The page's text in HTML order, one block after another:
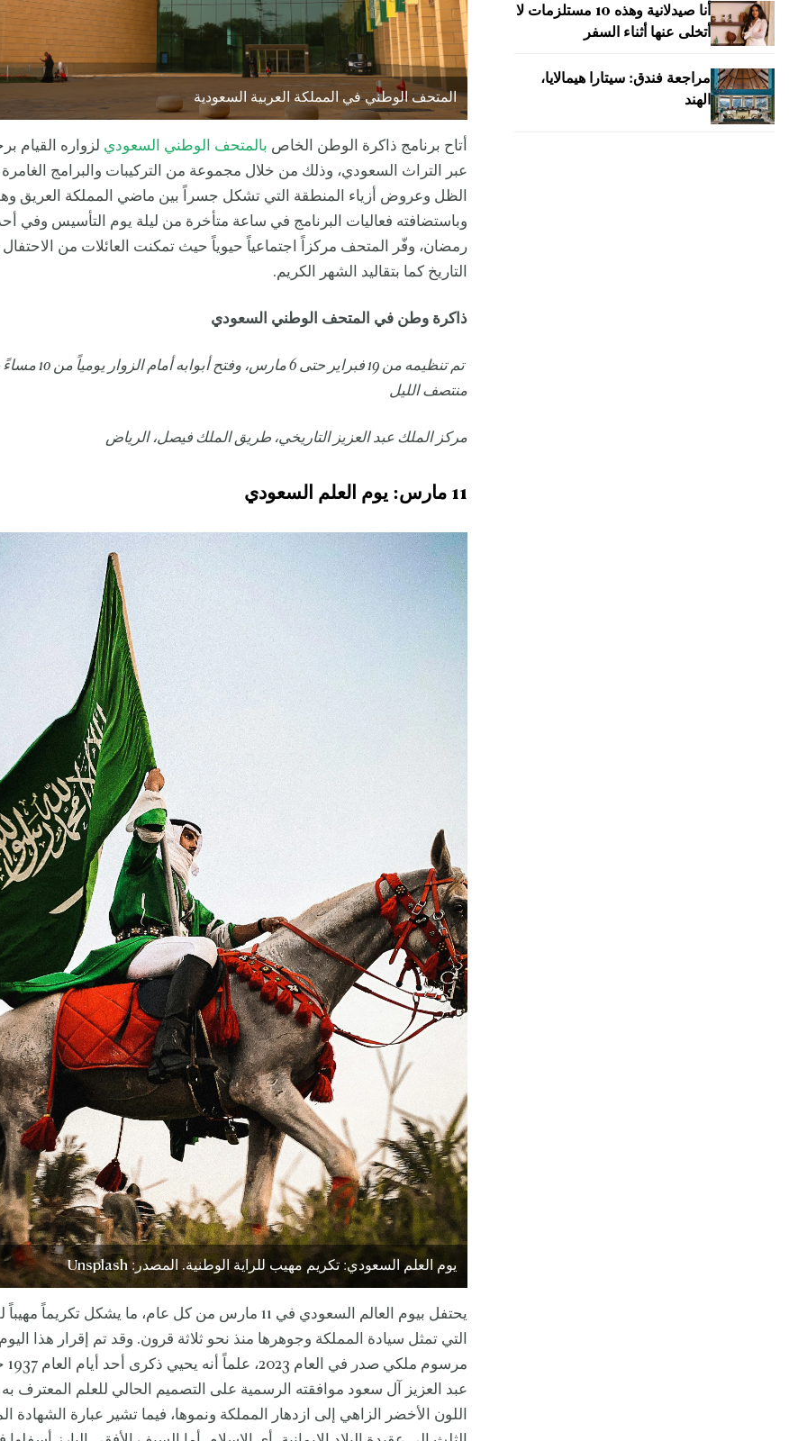
أنا صيدلانية وهذه 10 مستلزمات لا
أتخلى عنها أثناء السفر
مراجعة فندق: سيتارا هيمالايا،
الهند
المتحف الوطني في المملكة العربية السعودية
أتاح برنامج ذاكرة الوطن الخاص بالمتحف الوطني السعودي لزواره القيام
عبر التراث السعودي، وذلك من خلال مجموعة من التركيبات والبرامج
الظل وعروض أزياء المنطقة التي تشكل جسراً بين ماضي المملكة العريق
وباستضافته فعاليات البرنامج في ساعة متأخرة من ليلة يوم التأسيس وفي
رمضان، وفّر المتحف مركزاً اجتماعياً حيوياً حيث تمكنت العائلات من الاحتفال
التاريخ كما بتقاليد الشهر الكريم.
ذاكرة وطن في المتحف الوطني السعودي
منتصف الليل
مركز الملك عبد العزيز التاريخي، طريق الملك فيصل، الرياض
11 مارس: يوم العلم السعودي
يوم العلم السعودي: تكريم مهيب للراية الوطنية. المصدر: Unsplash
يحتفل بيوم العالم السعودي في 11 مارس من كل عام، ما يشكل تكريماً
التي تمثل سيادة المملكة وجوهرها منذ نحو ثلاثة قرون. وقد تم إقرار هذا
عبد العزيز آل سعود موافقته الرسمية على التصميم الحالي للعلم المعترف به
اللون الأخضر الزاهي إلى ازدهار المملكة ونموها، فيما تشير عبارة الشهادة